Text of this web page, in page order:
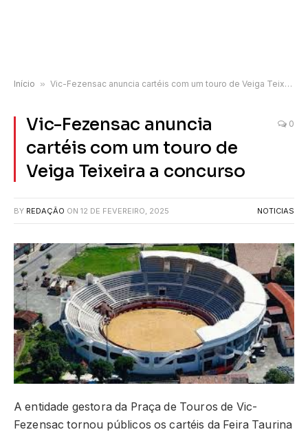
Início » Vic-Fezensac anuncia cartéis com um touro de Veiga Teixeira a concurso
Vic-Fezensac anuncia
cartéis com um touro de
Veiga Teixeira a concurso
0
BY REDAÇÃO ON 12 DE FEVEREIRO, 2025 NOTICIAS
A entidade gestora da Praça de Touros de Vic-
Fezensac tornou públicos os cartéis da Feira Taurina